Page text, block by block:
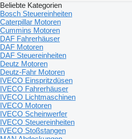
Beliebte Kategorien
Bosch Steuereinheiten
Caterpillar Motoren
Cummins Motoren
DAF Fahrerhäuser
DAF Motoren
DAF Steuereinheiten
Deutz Motoren
Deutz-Fahr Motoren
IVECO Einspritzdüsen
IVECO Fahrerhäuser
IVECO Lichtmaschinen
IVECO Motoren
IVECO Scheinwerfer
IVECO Steuereinheiten
IVECO Stoßstangen